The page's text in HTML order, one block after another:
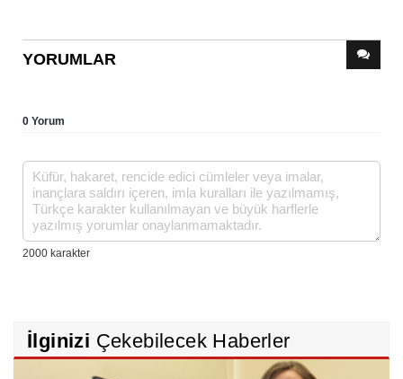
YORUMLAR
0 Yorum
İlginizi Çekebilecek Haberler